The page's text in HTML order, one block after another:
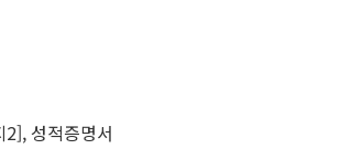
성적증명서